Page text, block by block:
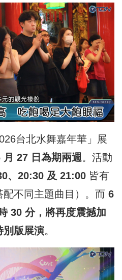
台北水舞嘉年華」展
27 日為期兩週。活動
、20:30 及 21:00 皆有
不同主題曲目）。而 6
30 分，將再度震撼加
別版展演。